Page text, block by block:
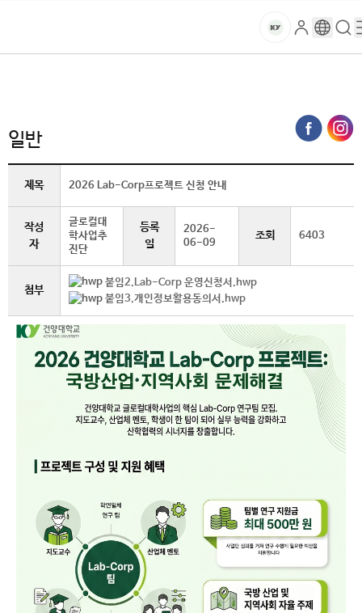
건
대
학
교
마
로
그
구
글
검
색
메
뉴
일반
제목 2026 Lab-Corp프로젝트 신청 안내
작성
자
글로컬대
학사업추
진단
등록
일
2026-
06-09
조회 6403
첨부
붙임2.Lab-Corp 운영신청서.hwp
붙임3.개인정보활용동의서.hwp